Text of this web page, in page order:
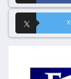
X